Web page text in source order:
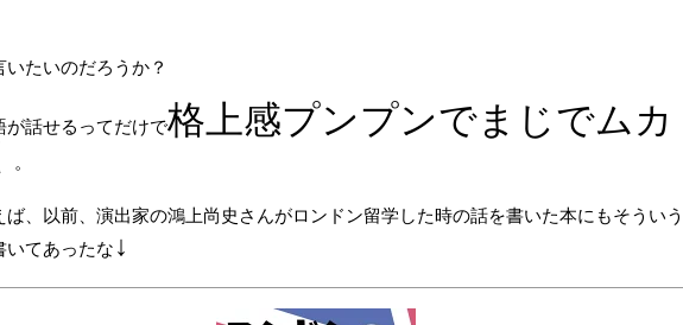
いたいのだろうか？
が話せるってだけで格上感プンプンでまじでムカ
。
ば、以前、演出家の鴻上尚史さんがロンドン留学した時の話を書いた本にもそういう
いてあったな ↓